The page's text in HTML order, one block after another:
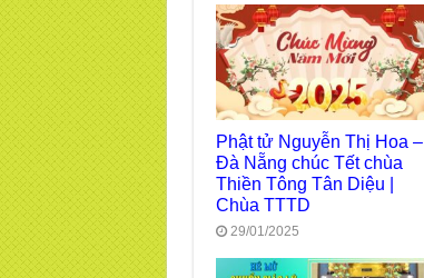
Phật tử Nguyễn Thị Hoa –
Đà Nẵng chúc Tết chùa
Thiền Tông Tân Diệu |
Chùa TTTD
29/01/2025